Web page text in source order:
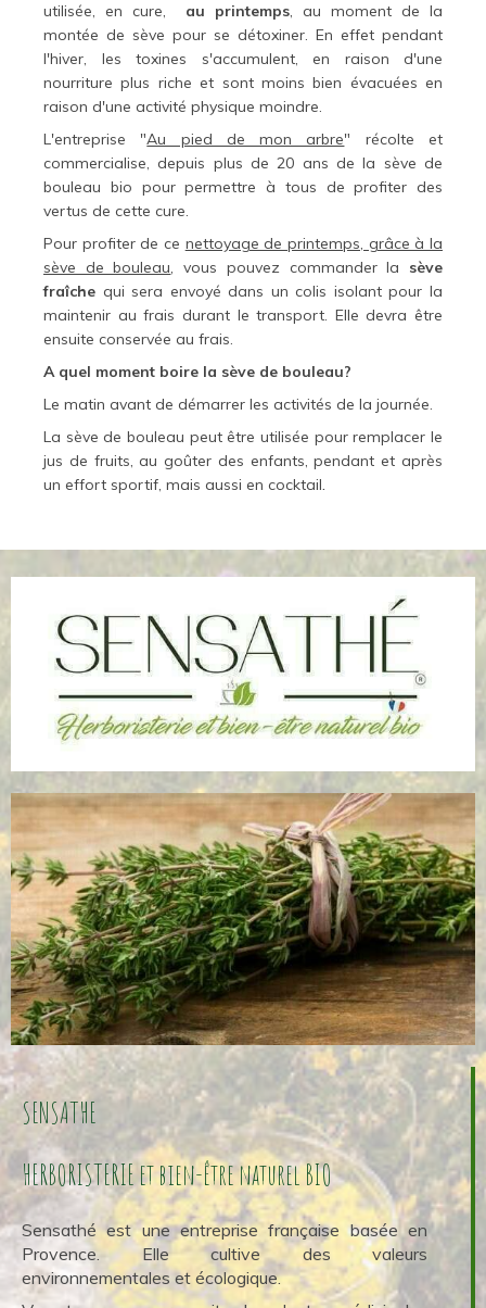
utilisée, en cure, au printemps, au moment de la
montée de sève pour se détoxiner. En effet pendant
l'hiver, les toxines s'accumulent, en raison d'une
nourriture plus riche et sont moins bien évacuées en
raison d'une activité physique moindre.
L'entreprise "Au pied de mon arbre" récolte et
commercialise, depuis plus de 20 ans de la sève de
bouleau bio pour permettre à tous de profiter des
vertus de cette cure.
Pour profiter de ce nettoyage de printemps, grâce à la
sève de bouleau, vous pouvez commander la sève
fraîche qui sera envoyé dans un colis isolant pour la
maintenir au frais durant le transport. Elle devra être
ensuite conservée au frais.
A quel moment boire la sève de bouleau?
Le matin avant de démarrer les activités de la journée.
La sève de bouleau peut être utilisée pour remplacer le
jus de fruits, au goûter des enfants, pendant et après
un effort sportif, mais aussi en cocktail.
SENSATHE
HERBORISTERIE et bien-être naturel BIO
Sensathé est une entreprise française basée en
Provence. Elle cultive des valeurs
environnementales et écologique.